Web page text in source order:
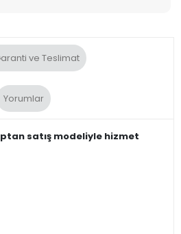
ve Teslimat
Yorumlar
satış modeliyle hizmet